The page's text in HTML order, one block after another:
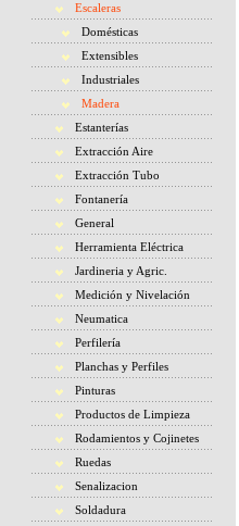
Escaleras
Domésticas
Extensibles
Industriales
Madera
Estanterías
Extracción Aire
Extracción Tubo
Fontanería
General
Herramienta Eléctrica
Jardineria y Agric.
Medición y Nivelación
Neumatica
Perfilería
Planchas y Perfiles
Pinturas
Productos de Limpieza
Rodamientos y Cojinetes
Ruedas
Senalizacion
Soldadura